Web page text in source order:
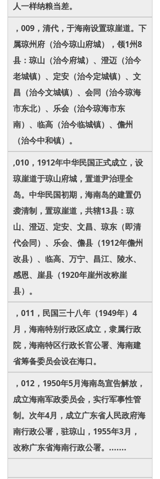
人一样纳粮当差。
，009，清代，于海南设置琼崖道。下
属琼州府（治今琼山府城），领1州8
县：琼山（治今府城）、澄迈（治今
老城镇）、定安（治今定城镇）、文
昌（治今文城镇）、会同（治今琼海
市东北）、乐会（治今琼海市东
南）、临高（治今临城镇）、儋州
（治今中和镇）。
,010，1912年中华民国正式成立，设
琼崖道于琼山府城，置道尹治理全
岛。中华民国初期，海南岛的建置仍
袭清制，置琼崖道，共辖13县：琼
山、澄迈、定安、文昌、琼东（即清
代会同）、乐会、儋县（1912年儋州
改县）、临高、万宁、昌江、陵水、
感恩、崖县（1920年崖州改称崖
县）。
，011，民国三十八年（1949年）4
月，海南特别行政区成立，隶属行政
院，海南特区行政长官公署、海南建
省筹备委员会设在海口。
，012，1950年5月海南岛宣告解放，
成立海南军政委员会，实行军事性管
制。次年4月，成立广东省人民政府海
南行政公署，驻琼山，1955年3月，
改称广东省海南行政公署。.......